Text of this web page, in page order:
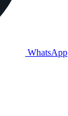
WhatsApp